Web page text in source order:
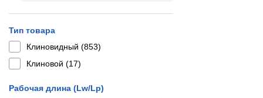
Тип товара
Клиновидный (853)
Клиновой (17)
Рабочая длина (Lw/Lp)